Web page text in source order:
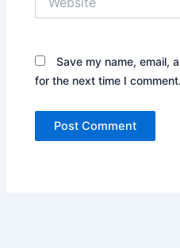
Save my name, email,
for the next time I comment.